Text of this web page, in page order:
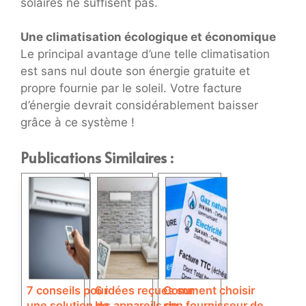
Une climatisation écologique et économique
Le principal avantage d’une telle climatisation
est sans nul doute son énergie gratuite et
propre fournie par le soleil. Votre facture
d’énergie devrait considérablement baisser
grâce à ce système !
Publications Similaires :
7 conseils pour6 idées reçues surComment choisir